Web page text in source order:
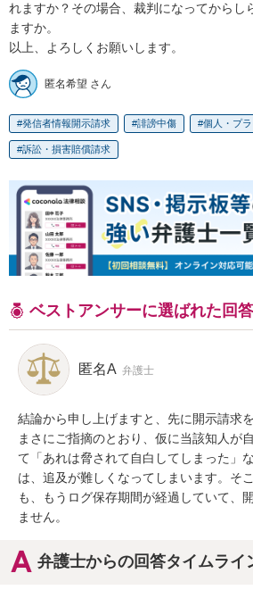
れますか？その場合、裁判になってからし
ますか。
以上、よろしくお願いします。
匿名希望 さん
発信者情報開示請求 誹謗中傷 個人・プ
訴訟・損害賠償請求
ベストアンサーに選ばれた回答
匿名A 弁護士
結論から申し上げますと、先に開示請求
まさにご指摘のとおり、仮に当該知人が
て「あれは脅されて自白してしまった」
は、追及が難しくなってしまいます。そ
も、もうログ保存期間が経過していて、
ません。
弁護士からの回答タイムライ